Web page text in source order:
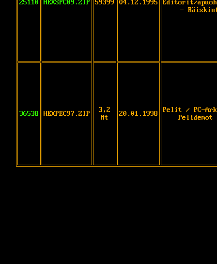
25110 HEXSPC09.ZIP 59399 04.12.1995
Editorit/
-
36538 HEXPEC97.ZIP
3,2
Mt
20.01.1998
Pelit / PC-
Pelidemot